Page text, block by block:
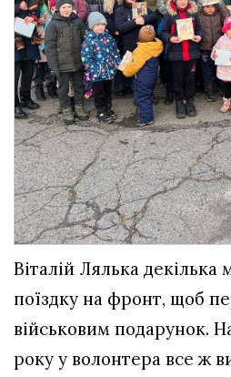
Віталій Лялька декілька
поїздку на фронт, щоб
військовим подарунок.
року у волонтера все ж